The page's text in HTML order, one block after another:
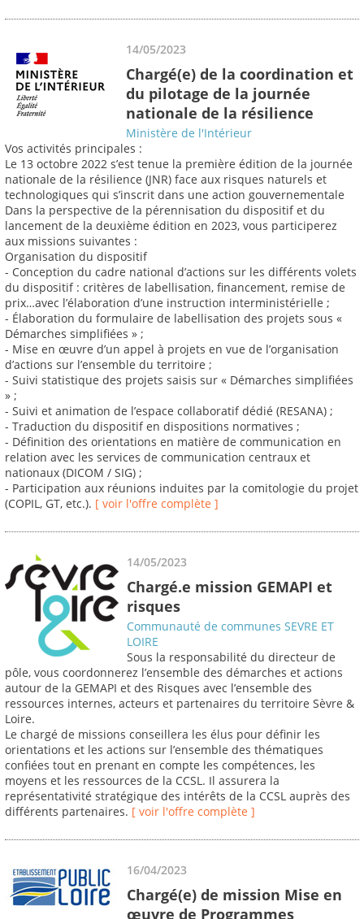
14/05/2023
Chargé(e) de la coordination et
du pilotage de la journée
nationale de la résilience
Ministère de l'Intérieur
Vos activités principales :
Le 13 octobre 2022 s’est tenue la première édition de la journée
nationale de la résilience (JNR) face aux risques naturels et
technologiques qui s’inscrit dans une action gouvernementale
Dans la perspective de la pérennisation du dispositif et du
lancement de la deuxième édition en 2023, vous participerez
aux missions suivantes :
Organisation du dispositif
- Conception du cadre national d’actions sur les différents volets
du dispositif : critères de labellisation, financement, remise de
prix…avec l’élaboration d’une instruction interministérielle ;
- Élaboration du formulaire de labellisation des projets sous «
Démarches simplifiées » ;
- Mise en œuvre d’un appel à projets en vue de l’organisation
d’actions sur l’ensemble du territoire ;
- Suivi statistique des projets saisis sur « Démarches simplifiées
» ;
- Suivi et animation de l’espace collaboratif dédié (RESANA) ;
- Traduction du dispositif en dispositions normatives ;
- Définition des orientations en matière de communication en
relation avec les services de communication centraux et
nationaux (DICOM / SIG) ;
- Participation aux réunions induites par la comitologie du projet
(COPIL, GT, etc.). [ voir l'offre complète ]
14/05/2023
Chargé.e mission GEMAPI et
risques
Communauté de communes SEVRE ET
LOIRE
Sous la responsabilité du directeur de
pôle, vous coordonnerez l’ensemble des démarches et actions
autour de la GEMAPI et des Risques avec l’ensemble des
ressources internes, acteurs et partenaires du territoire Sèvre &
Loire.
Le chargé de missions conseillera les élus pour définir les
orientations et les actions sur l’ensemble des thématiques
confiées tout en prenant en compte les compétences, les
moyens et les ressources de la CCSL. Il assurera la
représentativité stratégique des intérêts de la CCSL auprès des
différents partenaires. [ voir l'offre complète ]
16/04/2023
Chargé(e) de mission Mise en
œuvre de Programmes